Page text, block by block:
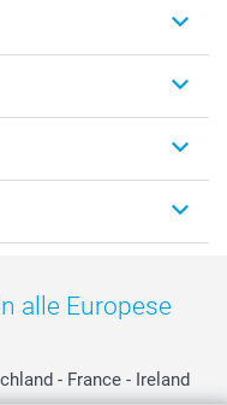
alle Europese
- France - Ireland